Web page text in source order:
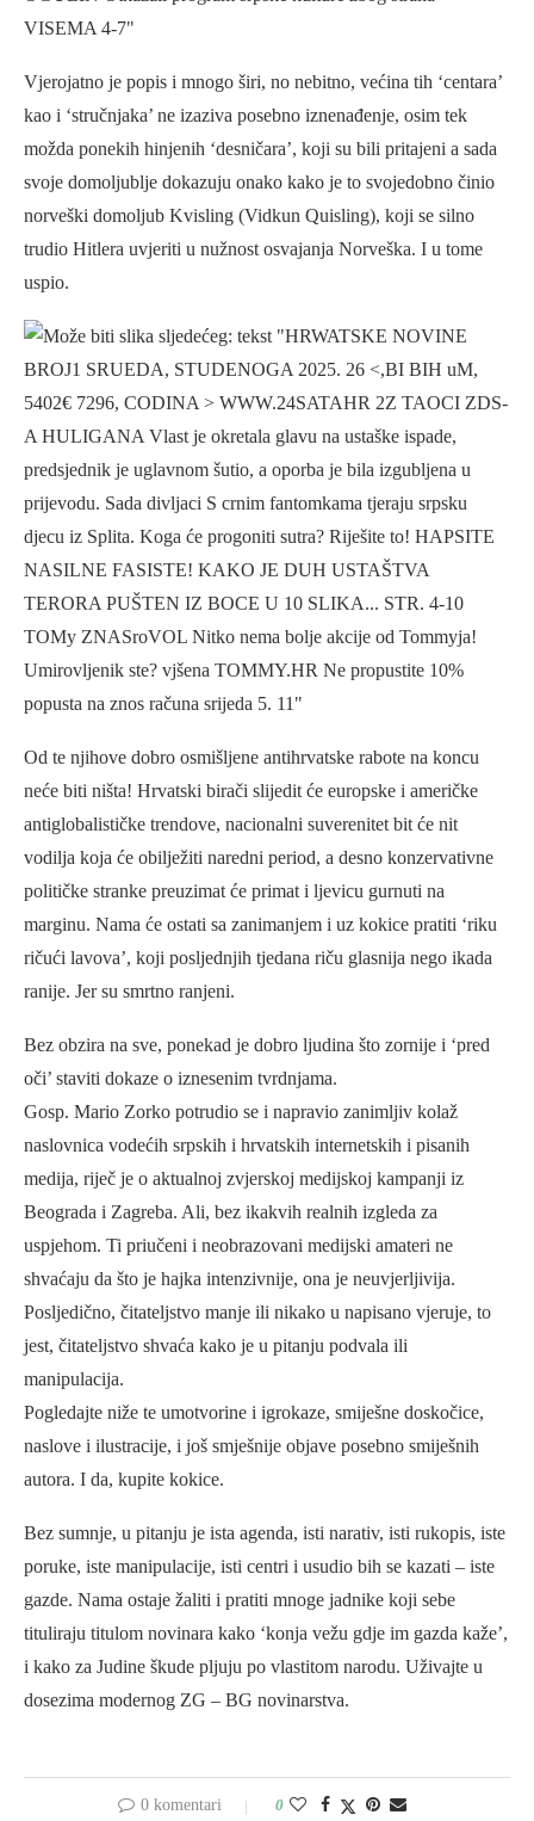
Vjerojatno je popis i mnogo širi, no nebitno, većina tih ‘centara’
kao i ‘stručnjaka’ ne izaziva posebno iznenađenje, osim tek
možda ponekih hinjenih ‘desničara’, koji su bili pritajeni a sada
svoje domoljublje dokazuju onako kako je to svojedobno činio
norveški domoljub Kvisling (Vidkun Quisling), koji se silno
trudio Hitlera uvjeriti u nužnost osvajanja Norveška. I u tome
uspio.
Od te njihove dobro osmišljene antihrvatske rabote na koncu
neće biti ništa! Hrvatski birači slijedit će europske i američke
antiglobalističke trendove, nacionalni suverenitet bit će nit
vodilja koja će obilježiti naredni period, a desno konzervativne
političke stranke preuzimat će primat i ljevicu gurnuti na
marginu. Nama će ostati sa zanimanjem i uz kokice pratiti ‘riku
ričući lavova’, koji posljednjih tjedana riču glasnija nego ikada
ranije. Jer su smrtno ranjeni.
Bez obzira na sve, ponekad je dobro ljudina što zornije i ‘pred
oči’ staviti dokaze o iznesenim tvrdnjama.
Gosp. Mario Zorko potrudio se i napravio zanimljiv kolaž
naslovnica vodećih srpskih i hrvatskih internetskih i pisanih
medija, riječ je o aktualnoj zvjerskoj medijskoj kampanji iz
Beograda i Zagreba. Ali, bez ikakvih realnih izgleda za
uspjehom. Ti priučeni i neobrazovani medijski amateri ne
shvaćaju da što je hajka intenzivnije, ona je neuvjerljivija.
Posljedično, čitateljstvo manje ili nikako u napisano vjeruje, to
jest, čitateljstvo shvaća kako je u pitanju podvala ili
manipulacija.
Pogledajte niže te umotvorine i igrokaze, smiješne doskočice,
naslove i ilustracije, i još smješnije objave posebno smiješnih
autora. I da, kupite kokice.
Bez sumnje, u pitanju je ista agenda, isti narativ, isti rukopis, iste
poruke, iste manipulacije, isti centri i usudio bih se kazati – iste
gazde. Nama ostaje žaliti i pratiti mnoge jadnike koji sebe
tituliraju titulom novinara kako ‘konja vežu gdje im gazda kaže’,
i kako za Judine škude pljuju po vlastitom narodu. Uživajte u
dosezima modernog ZG – BG novinarstva.
0 komentari 0